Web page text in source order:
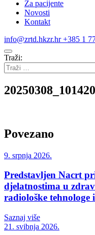
Za pacijente
Novosti
Kontakt
info@zrtd.hkzr.hr+385 1
Traži:
Povezano
9. srpnja 2026.
Predstavljen Nacrt
djelatnostima u
radiološke tehnologe
Saznaj više
21. svibnja 2026.